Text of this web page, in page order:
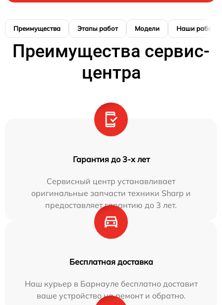
Преимущества Этапы работ Модели Наши работы
Преимущества сервис-
центра
Гарантия до 3-х лет
Сервисный центр устанавливает
оригинальные запчасти техники Sharp и
предоставляет гарантию до 3 лет.
Бесплатная доставка
Наш курьер в Барнауле бесплатно доставит
ваше устройство на ремонт и обратно.